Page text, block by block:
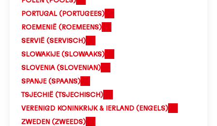
PORTUGAL (PORTUGEES)
ROEMENIË (ROEMEENS)
SERVIË (SERVISCH)
SLOWAKIJE (SLOWAAKS)
SLOVENIA (SLOVENIAN)
SPANJE (SPAANS)
TSJECHIË (TSJECHISCH)
VERENIGD KONINKRIJK & IERLAND (ENGELS)
ZWEDEN (ZWEEDS)